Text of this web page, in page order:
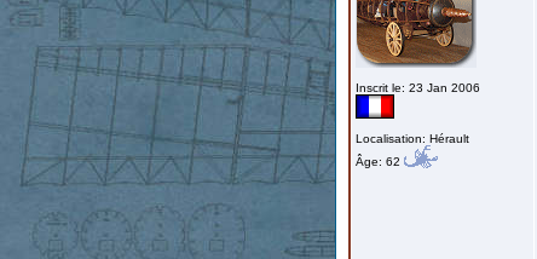
Inscrit le: 23 Jan 2006
Localisation: Hérault
Âge: 62